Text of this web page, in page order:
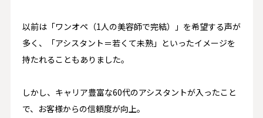
以前は「ワンオペ（1人の美容師で完結）」を希望する声が
多く、「アシスタント＝若くて未熟」といったイメージを
持たれることもありました。
しかし、キャリア豊富な60代のアシスタントが入ったこと
で、お客様からの信頼度が向上。